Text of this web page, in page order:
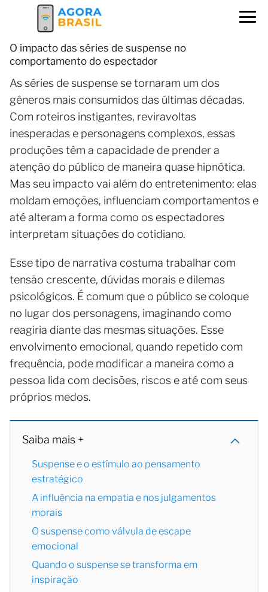
O impacto das séries de suspense no
comportamento do espectador
As séries de suspense se tornaram um dos
gêneros mais consumidos das últimas décadas.
Com roteiros instigantes, reviravoltas
inesperadas e personagens complexos, essas
produções têm a capacidade de prender a
atenção do público de maneira quase hipnótica.
Mas seu impacto vai além do entretenimento: elas
moldam emoções, influenciam comportamentos e
até alteram a forma como os espectadores
interpretam situações do cotidiano.
Esse tipo de narrativa costuma trabalhar com
tensão crescente, dúvidas morais e dilemas
psicológicos. É comum que o público se coloque
no lugar dos personagens, imaginando como
reagiria diante das mesmas situações. Esse
envolvimento emocional, quando repetido com
frequência, pode modificar a maneira como a
pessoa lida com decisões, riscos e até com seus
próprios medos.
Saiba mais +
Suspense e o estímulo ao pensamento
estratégico
A influência na empatia e nos julgamentos
morais
O suspense como válvula de escape
emocional
Quando o suspense se transforma em
inspiração